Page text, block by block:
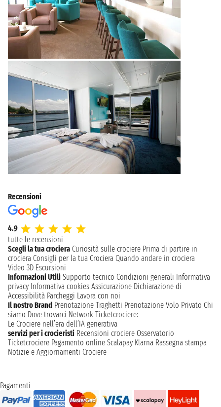
Recensioni
4.9
tutte le recensioni
Scegli la tua crociera Curiosità sulle crociere Prima di partire in
crociera Consigli per la tua Crociera Quando andare in crociera
Video 3D Escursioni
Informazioni Utili Supporto tecnico Condizioni generali Informativa
privacy Informativa cookies Assicurazione Dichiarazione di
Accessibilità Parcheggi Lavora con noi
Il nostro Brand Prenotazione Traghetti Prenotazione Volo Privato Chi
siamo Dove trovarci Network Ticketcrociere:
Le Crociere nell’era dell’IA generativa
servizi per i crocieristi Recensioni crociere Osservatorio
Ticketcrociere Pagamento online Scalapay Klarna Rassegna stampa
Notizie e Aggiornamenti Crociere
Pagamenti